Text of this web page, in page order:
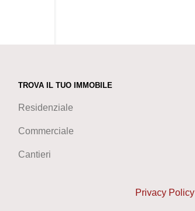
TROVA IL TUO IMMOBILE
Residenziale
Commerciale
Cantieri
Privacy Policy